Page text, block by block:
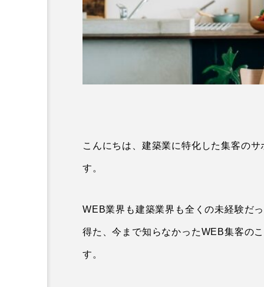
こんにちは、建築業に特化した集客の
す。
WEB業界も建築業界も全くの未経験だ
得た、今まで知らなかったWEB集客の
す。